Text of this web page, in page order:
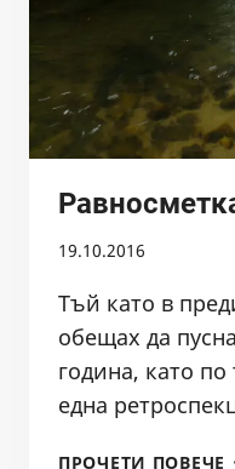
19.10.2016
Тъй като в
обещах да
година, като
една
ПРОЧЕТИ ПОВЕЧЕ